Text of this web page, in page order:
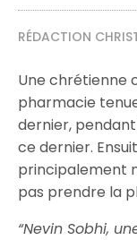
RÉDACTION
Une chrétienne
pharmacie
dernier,
ce dernier.
principalement
pas prendre la
“Nevin Sobhi,